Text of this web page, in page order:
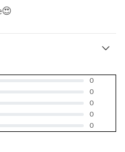
0
0
0
0
0